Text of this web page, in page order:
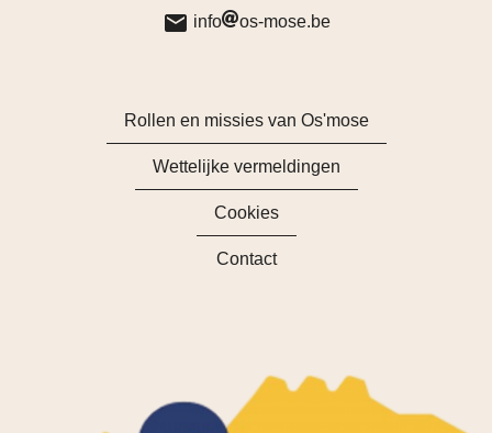
info
os-mose.be
Rollen en missies van Os'mose
Wettelijke vermeldingen
Cookies
Contact